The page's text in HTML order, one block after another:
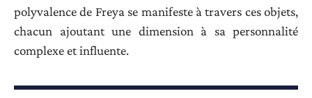
polyvalence de Freya se manifeste à travers ces objets,
chacun ajoutant une dimension à sa personnalité
complexe et influente.